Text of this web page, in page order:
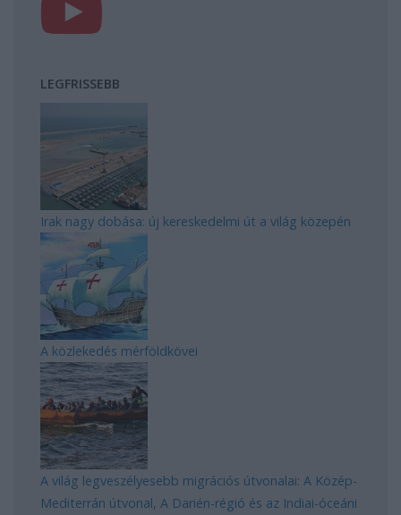
LEGFRISSEBB
Irak nagy dobása: új kereskedelmi út a világ közepén
A közlekedés mérföldkövei
A világ legveszélyesebb migrációs útvonalai: A Közép-
Mediterrán útvonal, A Darién-régió és az Indiai-óceáni